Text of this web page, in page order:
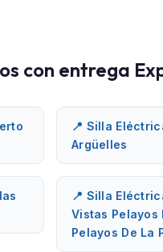
con entrega
📍 Silla
Argüelles
📍 Silla
Vistas Pelayos
Pelayos De La